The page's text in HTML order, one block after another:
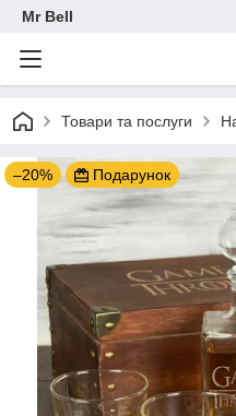
Mr Bell
Товари та послуги
–20% Подарунок